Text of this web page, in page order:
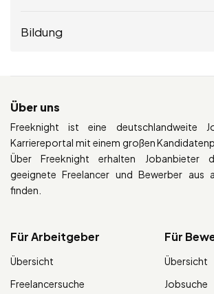
Bildung
Über uns
Freeknight ist eine deutschlandweite
Karriereportal mit einem großen
Über Freeknight erhalten Jobanbieter
geeignete Freelancer und Bewerber aus
finden.
Für Arbeitgeber
Übersicht
Freelancersuche
Für
Übersicht
Jobsuche